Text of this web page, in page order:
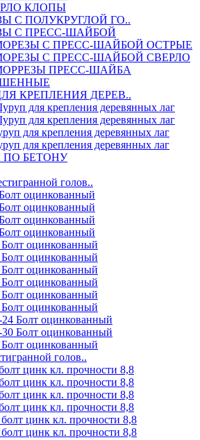
КЛОПЫ
С ПОЛУКРУГЛОЙ ГО..
С ПРЕСС-ШАЙБОЙ
С ПРЕСС-ШАЙБОЙ ОСТРЫЕ
С ПРЕСС-ШАЙБОЙ СВЕРЛО
ПРЕСС-ШАЙБА
КРЕПЛЕНИЯ ДЕРЕВ..
для крепления деревянных лаг
для крепления деревянных лаг
для крепления деревянных лаг
для крепления деревянных лаг
БЕТОНУ
голов..
оцинкованный
оцинкованный
оцинкованный
оцинкованный
оцинкованный
оцинкованный
оцинкованный
оцинкованный
оцинкованный
оцинкованный
Болт оцинкованный
Болт оцинкованный
оцинкованный
голов..
цинк кл. прочности 8,8
цинк кл. прочности 8,8
цинк кл. прочности 8,8
цинк кл. прочности 8,8
цинк кл. прочности 8,8
цинк кл. прочности 8,8